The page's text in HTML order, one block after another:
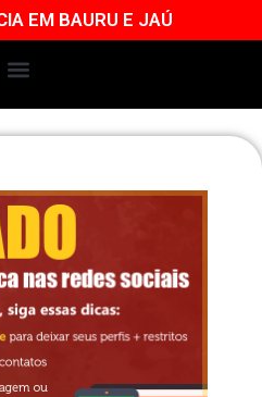
EM BAURU E JAÚ